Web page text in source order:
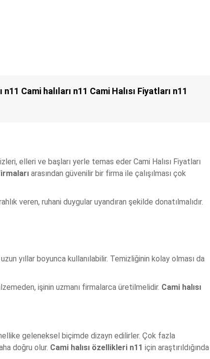
Cami halıları n11 Cami Halısı Fiyatları n11
elleri ve başları yerle temas eder Cami Halısı Fiyatları
arasından güvenilir bir firma ile çalışılması çok
veren, ruhani duygular uyandıran şekilde donatılmalıdır.
yıllar boyunca kullanılabilir. Temizliğinin kolay olması da
işinin uzmanı firmalarca üretilmelidir. Cami halısı
geleneksel biçimde dizayn edilirler. Çok fazla
doğru olur. Cami halısı özellikleri n11 için araştırıldığında